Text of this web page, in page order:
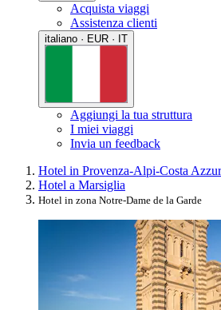
Acquista viaggi
Assistenza clienti
italiano · EUR · IT
Aggiungi la tua struttura
I miei viaggi
Invia un feedback
Hotel in Provenza-Alpi-Costa
Hotel a Marsiglia
Hotel in zona Notre-Dame de la Garde